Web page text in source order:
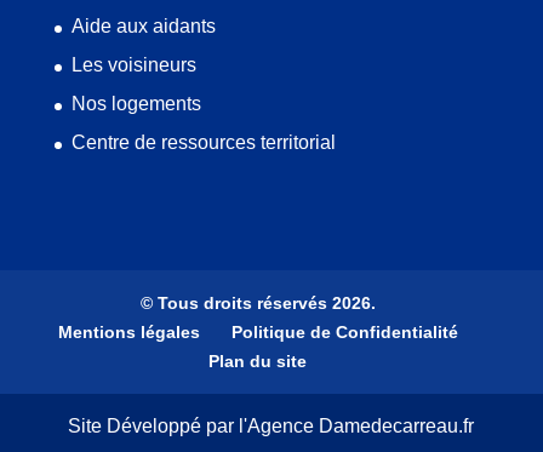
Aide aux aidants
Les voisineurs
Nos logements
Centre de ressources territorial
© Tous droits réservés 2026.
Mentions légales
Politique de Confidentialité
Plan du site
Site Développé par l'Agence Damedecarreau.fr